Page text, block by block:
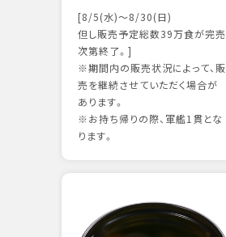
[8/5(水)～8/30(日)
但し販売予定総数39万食が完売
次第終了。]
※期間内の販売状況によって、販
売を継続させていただく場合が
あります。
※お持ち帰りの際、軍艦1貫とな
ります。